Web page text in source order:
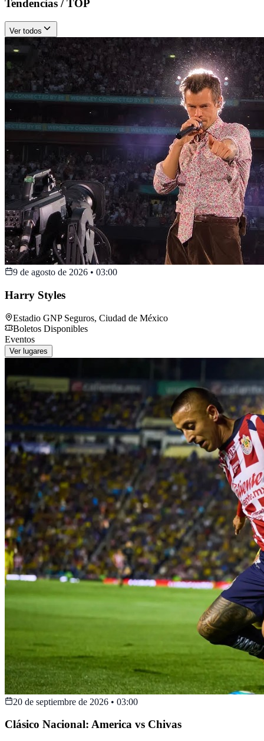
Tendencias / TOP
Ver todos
9 de agosto de 2026 • 03:00
Harry Styles
Estadio GNP Seguros, Ciudad de México
Boletos Disponibles
Eventos
Ver lugares
20 de septiembre de 2026 • 03:00
Clásico Nacional: America vs Chivas